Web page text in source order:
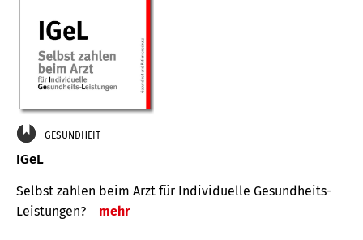
GESUNDHEIT
IGeL
Selbst zahlen beim Arzt für Indi­vidu­elle Gesund­heits-
Leis­tungen?
mehr